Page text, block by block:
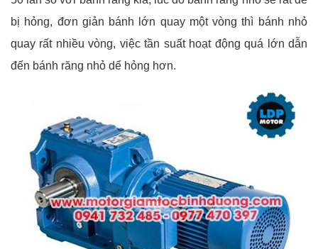
bị hỏng, đơn giản bánh lớn quay một vòng thì bánh nhỏ
quay rất nhiều vòng, việc tần suất hoạt động quá lớn dẫn
đến bánh răng nhỏ dể hỏng hơn.